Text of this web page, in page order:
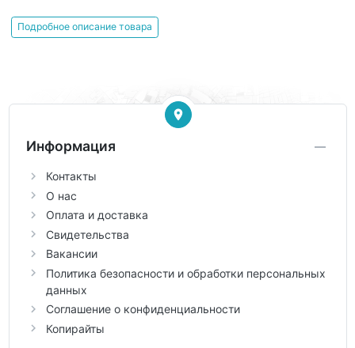
Подробное описание товара
Информация
Контакты
О нас
Оплата и доставка
Свидетельства
Вакансии
Политика безопасности и обработки персональных
данных
Соглашение о конфиденциальности
Копирайты